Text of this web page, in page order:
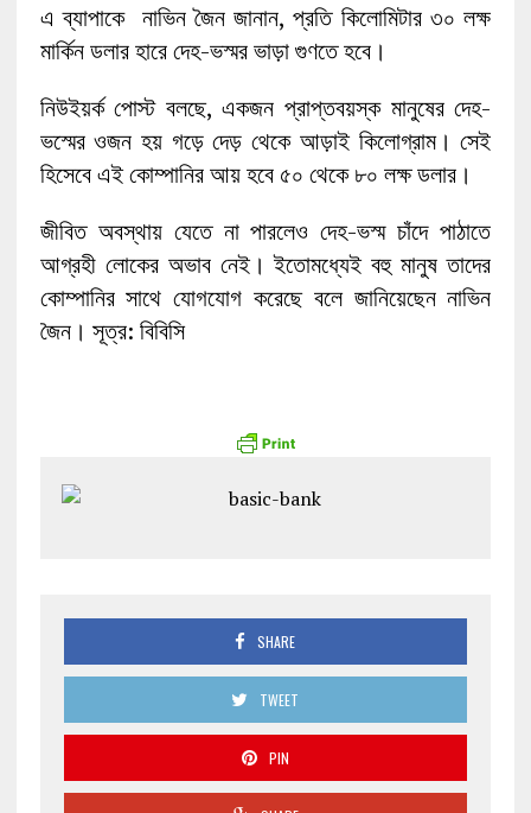
এ ব্যাপাকে নাভিন জৈন জানান, প্রতি কিলোমিটার ৩০ লক্ষ
মার্কিন ডলার হারে দেহ-ভস্মর ভাড়া গুণতে হবে।
নিউইয়র্ক পোস্ট বলছে, একজন প্রাপ্তবয়স্ক মানুষের দেহ-
ভস্মের ওজন হয় গড়ে দেড় থেকে আড়াই কিলোগ্রাম। সেই
হিসেবে এই কোম্পানির আয় হবে ৫০ থেকে ৮০ লক্ষ ডলার।
জীবিত অবস্থায় যেতে না পারলেও দেহ-ভস্ম চাঁদে পাঠাতে
আগ্রহী লোকের অভাব নেই। ইতোমধ্যেই বহু মানুষ তাদের
কোম্পানির সাথে যোগযোগ করেছে বলে জানিয়েছেন নাভিন
জৈন। সূত্র: বিবিসি
SHARE
TWEET
PIN